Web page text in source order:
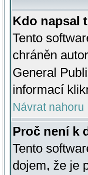
Kdo napsal
Tento
chráněn
General
informací
Návrat nahoru
Proč není k
Tento
dojem, že je